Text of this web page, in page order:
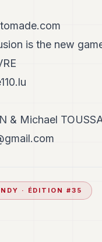
is the new
& Michael
· ÉDITION #35